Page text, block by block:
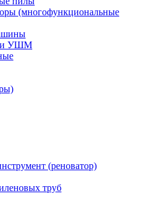
(многофункциональные
УШМ
(реноватор)
труб